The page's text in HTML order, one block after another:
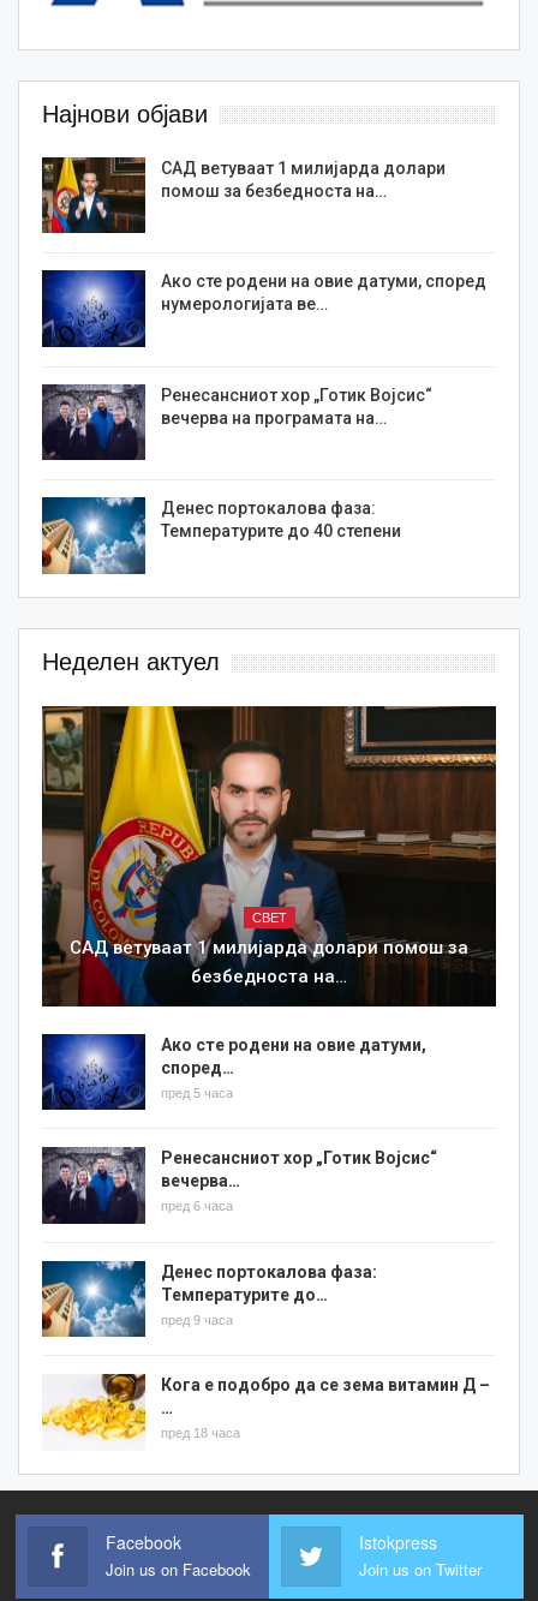
Најнови објави
САД ветуваат 1 милијарда долари
помош за безбедноста на…
Ако сте родени на овие датуми, според
нумерологијата ве…
Ренесансниот хор „Готик Војсис“
вечерва на програмата на…
Денес портокалова фаза:
Температурите до 40 степени
Неделен актуел
СВЕТ
САД ветуваат 1 милијарда долари помош за
безбедноста на…
Ако сте родени на овие датуми,
според…
пред 5 часа
Ренесансниот хор „Готик Војсис“
вечерва…
пред 6 часа
Денес портокалова фаза:
Температурите до…
пред 9 часа
Кога е подобро да се зема витамин Д –
…
пред 18 часа
Facebook
Join us on Facebook
Istokpress
Join us on Twitter